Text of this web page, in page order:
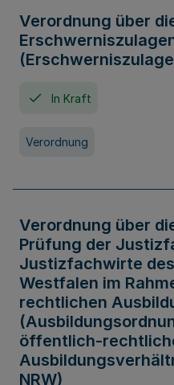
Verordnung über
In Kraft
Verordnung
Verordnung über
Prüfung der
Justizfachwirte
Westfalen im
rechtlichen
öffentlich-
NRW)